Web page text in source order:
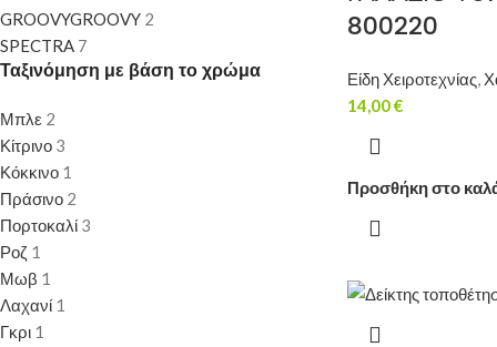
GROOVYGROOVY 2
SPECTRA 7
Ταξινόμηση με βάση το χρώμα
Μπλε 2
Κίτρινο 3
Κόκκινο 1
Πράσινο 2
Πορτοκαλί 3
Ροζ 1
Μωβ 1
Λαχανί 1
Γκρι 1
800220
Είδη Χειροτεχνίας,
14,00€
Προσθήκη στο